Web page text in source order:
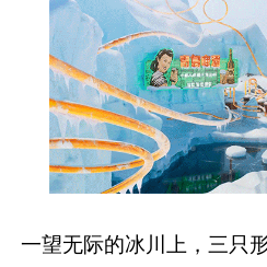
一望无际的冰川上，三只